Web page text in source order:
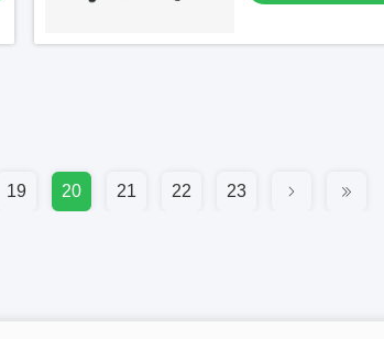
19 20 21 22 23